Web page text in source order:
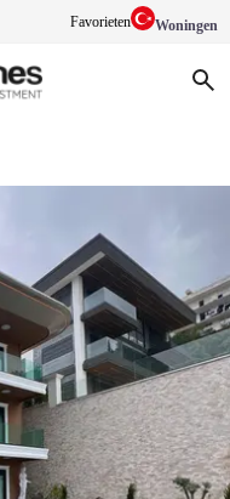
Favorieten Woningen